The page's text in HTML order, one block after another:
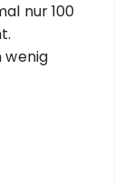
nur 100
wenig